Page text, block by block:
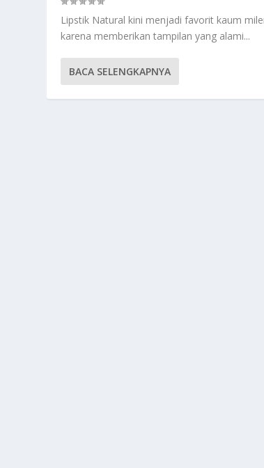
Lipstik Natural kini menjadi favorit kaum
karena memberikan tampilan yang alami...
BACA SELENGKAPNYA